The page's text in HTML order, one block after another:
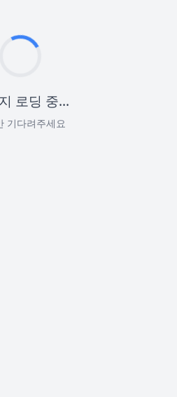
로딩 중...
기다려주세요